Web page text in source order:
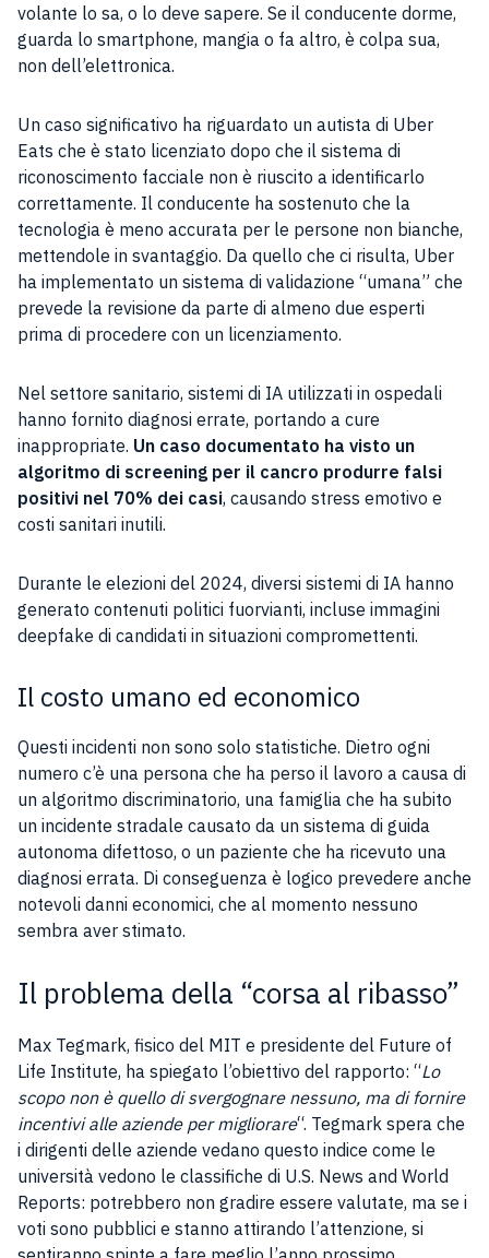
volante lo sa, o lo deve sapere. Se il conducente dorme,
guarda lo smartphone, mangia o fa altro, è colpa sua,
non dell’elettronica.
Un caso significativo ha riguardato un autista di Uber
Eats che è stato licenziato dopo che il sistema di
riconoscimento facciale non è riuscito a identificarlo
correttamente. Il conducente ha sostenuto che la
tecnologia è meno accurata per le persone non bianche,
mettendole in svantaggio. Da quello che ci risulta, Uber
ha implementato un sistema di validazione “umana” che
prevede la revisione da parte di almeno due esperti
prima di procedere con un licenziamento.
Nel settore sanitario, sistemi di IA utilizzati in ospedali
hanno fornito diagnosi errate, portando a cure
inappropriate. Un caso documentato ha visto un
algoritmo di screening per il cancro produrre falsi
positivi nel 70% dei casi, causando stress emotivo e
costi sanitari inutili.
Durante le elezioni del 2024, diversi sistemi di IA hanno
generato contenuti politici fuorvianti, incluse immagini
deepfake di candidati in situazioni compromettenti.
Il costo umano ed economico
Questi incidenti non sono solo statistiche. Dietro ogni
numero c’è una persona che ha perso il lavoro a causa di
un algoritmo discriminatorio, una famiglia che ha subito
un incidente stradale causato da un sistema di guida
autonoma difettoso, o un paziente che ha ricevuto una
diagnosi errata. Di conseguenza è logico prevedere anche
notevoli danni economici, che al momento nessuno
sembra aver stimato.
Il problema della “corsa al ribasso”
Max Tegmark, fisico del MIT e presidente del Future of
Life Institute, ha spiegato l’obiettivo del rapporto: “Lo
scopo non è quello di svergognare nessuno, ma di fornire
incentivi alle aziende per migliorare“. Tegmark spera che
i dirigenti delle aziende vedano questo indice come le
università vedono le classifiche di U.S. News and World
Reports: potrebbero non gradire essere valutate, ma se i
voti sono pubblici e stanno attirando l’attenzione, si